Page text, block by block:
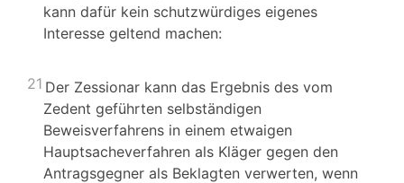
kann dafür kein schutzwürdiges eigenes
Interesse geltend machen:
21 Der Zessionar kann das Ergebnis des vom
Zedent geführten selbständigen
Beweisverfahrens in einem etwaigen
Hauptsacheverfahren als Kläger gegen den
Antragsgegner als Beklagten verwerten, wenn